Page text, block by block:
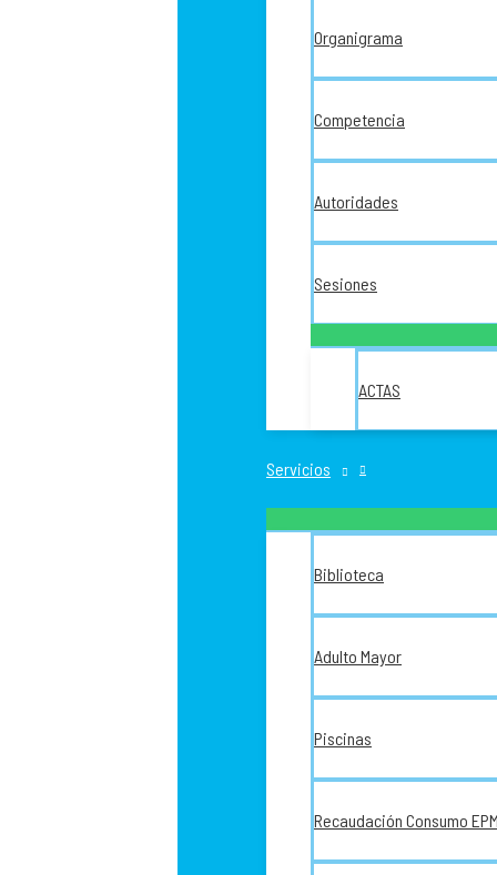
Organigrama
Competencia
Autoridades
Sesiones
ACTAS
Servicios
Biblioteca
Adulto Mayor
Piscinas
Recaudación Consumo